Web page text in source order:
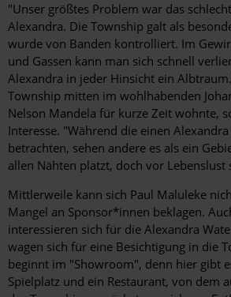
"Unser größtes Problem war das
Alexandra. Die Township galt als
wurde von Banden kontrolliert. Im
und Gassen kann man sich schnell
Alexandra in jeder Hinsicht ein
Township mitten im wohlhabenden
Nelson Mandela für kurze Zeit wohnte,
Interesse. "Während die einen
betrachten, sehen andere es als ein
allen Nähten platzt, doch vor ­Lebenslust
Mittlerweile kann sich Paul Maluleke
Mangel an Sponsor*innen beklagen.
interessieren sich für die Alexandra
wagen sich für eine Besichtigung in die
beginnt im "Showroom", denn hier gibt
Spielplatz und ein Restaurant, von dem